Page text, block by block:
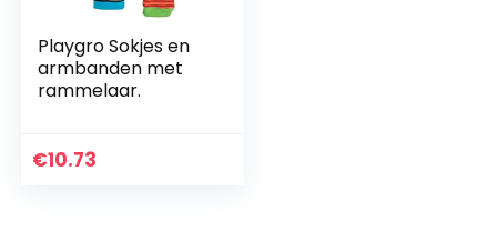
Playgro Sokjes en
armbanden met
rammelaar.
€10.73